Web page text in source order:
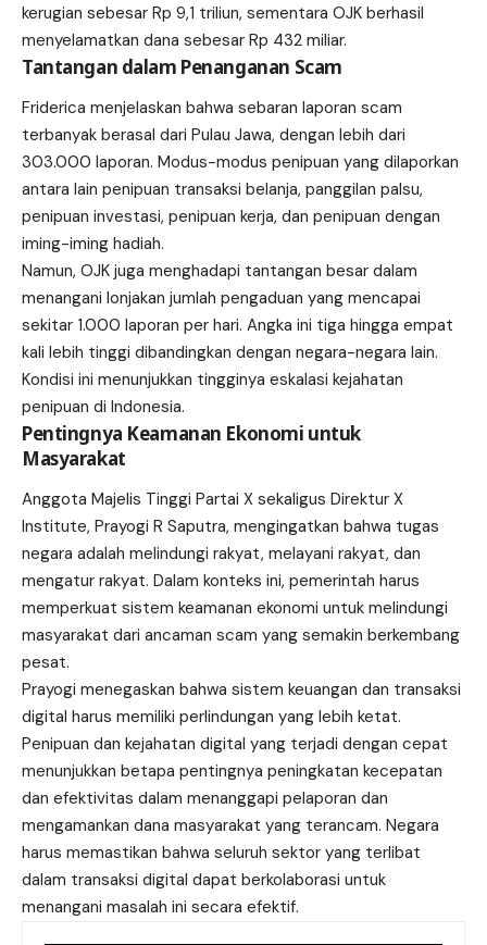
kerugian sebesar Rp 9,1 triliun, sementara OJK berhasil
menyelamatkan dana sebesar Rp 432 miliar.
Tantangan dalam Penanganan Scam
Friderica menjelaskan bahwa sebaran laporan scam
terbanyak berasal dari Pulau Jawa, dengan lebih dari
303.000 laporan. Modus-modus penipuan yang dilaporkan
antara lain penipuan transaksi belanja, panggilan palsu,
penipuan investasi, penipuan kerja, dan penipuan dengan
iming-iming hadiah.
Namun, OJK juga menghadapi tantangan besar dalam
menangani lonjakan jumlah pengaduan yang mencapai
sekitar 1.000 laporan per hari. Angka ini tiga hingga empat
kali lebih tinggi dibandingkan dengan negara-negara lain.
Kondisi ini menunjukkan tingginya eskalasi kejahatan
penipuan di Indonesia.
Pentingnya Keamanan Ekonomi untuk
Masyarakat
Anggota Majelis Tinggi Partai X sekaligus Direktur X
Institute, Prayogi R Saputra, mengingatkan bahwa tugas
negara adalah melindungi rakyat, melayani rakyat, dan
mengatur rakyat. Dalam konteks ini, pemerintah harus
memperkuat sistem keamanan ekonomi untuk melindungi
masyarakat dari ancaman scam yang semakin berkembang
pesat.
Prayogi menegaskan bahwa sistem keuangan dan transaksi
digital harus memiliki perlindungan yang lebih ketat.
Penipuan dan kejahatan digital yang terjadi dengan cepat
menunjukkan betapa pentingnya peningkatan kecepatan
dan efektivitas dalam menanggapi pelaporan dan
mengamankan dana masyarakat yang terancam. Negara
harus memastikan bahwa seluruh sektor yang terlibat
dalam transaksi digital dapat berkolaborasi untuk
menangani masalah ini secara efektif.